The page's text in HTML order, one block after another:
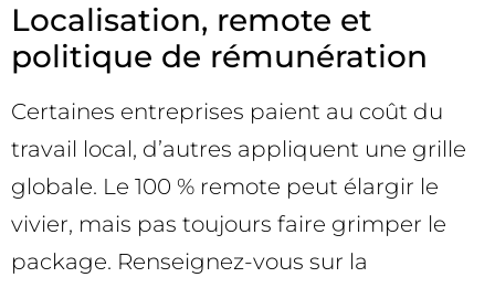
Localisation, remote et
politique de rémunération
Certaines entreprises paient au coût du
travail local, d’autres appliquent une grille
globale. Le 100 % remote peut élargir le
vivier, mais pas toujours faire grimper le
package. Renseignez-vous sur la